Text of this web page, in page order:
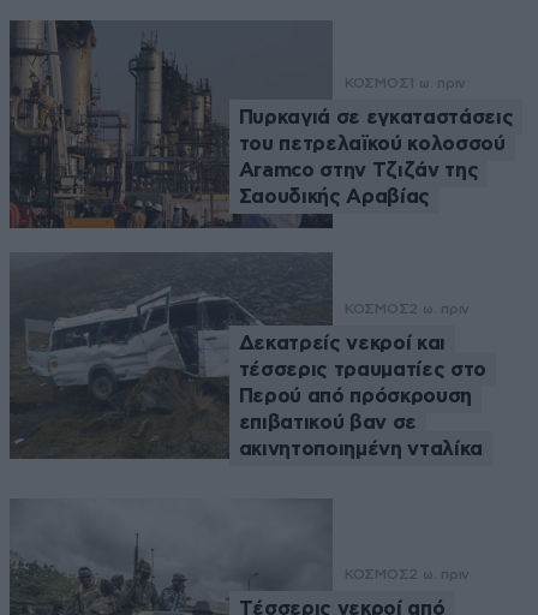
ΚΟΣΜΟΣ 1 ω. πριν
Πυρκαγιά σε εγκαταστάσεις
του πετρελαϊκού κολοσσού
Aramco στην Τζιζάν της
Σαουδικής Αραβίας
ΚΟΣΜΟΣ2 ω. πριν
Δεκατρείς νεκροί και
τέσσερις τραυματίες στο
Περού από πρόσκρουση
επιβατικού βαν σε
ακινητοποιημένη νταλίκα
ΚΟΣΜΟΣ2 ω. πριν
Tέσσερις νεκροί από